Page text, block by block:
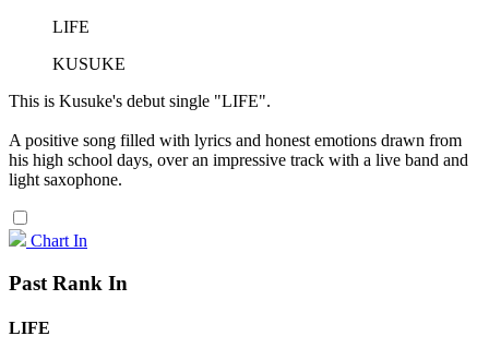
LIFE
KUSUKE
This is Kusuke's debut single "LIFE".
A positive song filled with lyrics and honest emotions drawn from
his high school days, over an impressive track with a live band and
light saxophone.
Chart In
Past Rank In
LIFE